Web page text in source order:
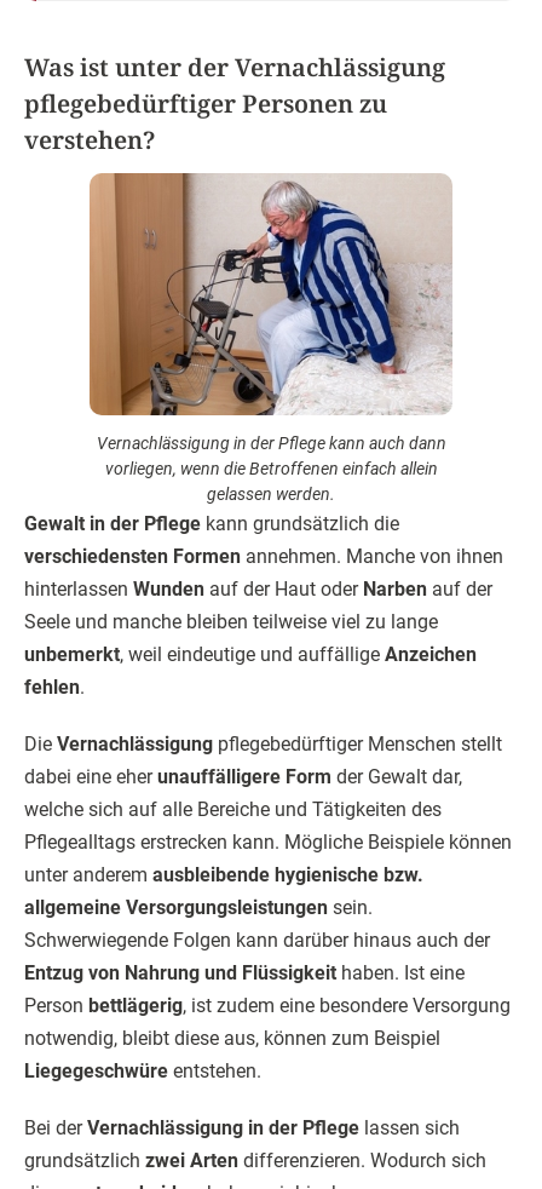
Was ist unter der Vernachlässigung
pflegebedürftiger Personen zu
verstehen?
Vernachlässigung in der Pflege kann auch dann
vorliegen, wenn die Betroffenen einfach allein
gelassen werden.
Gewalt in der Pflege kann grundsätzlich die
verschiedensten Formen annehmen. Manche von ihnen
hinterlassen Wunden auf der Haut oder Narben auf der
Seele und manche bleiben teilweise viel zu lange
unbemerkt, weil eindeutige und auffällige Anzeichen
fehlen.
Die Vernachlässigung pflegebedürftiger Menschen stellt
dabei eine eherunauffälligere Form der Gewalt dar,
welche sich auf alle Bereiche und Tätigkeiten des
Pflegealltags erstrecken kann. Mögliche Beispiele können
unter anderem ausbleibende hygienische bzw.
allgemeine Versorgungsleistungen sein.
Schwerwiegende Folgen kann darüber hinaus auch der
Entzug von Nahrung und Flüssigkeit haben. Ist eine
Person bettlägerig, ist zudem eine besondere Versorgung
notwendig, bleibt diese aus, können zum Beispiel
Liegegeschwüre entstehen.
Bei derVernachlässigung in der Pflege lassen sich
grundsätzlich zwei Arten differenzieren. Wodurch sich